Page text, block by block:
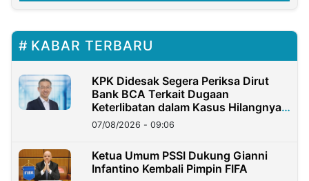
KABAR TERBARU
KPK Didesak Segera Periksa Dirut
Bank BCA Terkait Dugaan
Keterlibatan dalam Kasus Hilangnya
Dana Nasabah Rp2,58 Miliar
07/08/2026 - 09:06
Ketua Umum PSSI Dukung Gianni
Infantino Kembali Pimpin FIFA